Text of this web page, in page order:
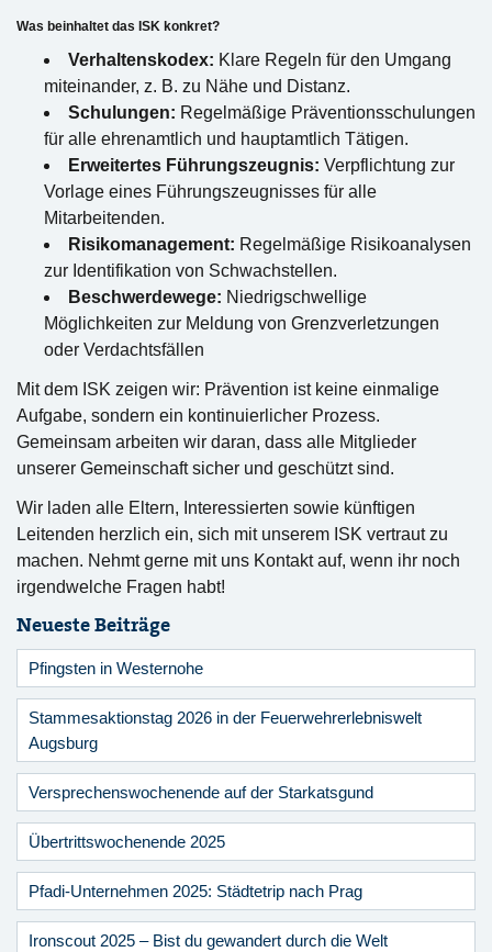
Was beinhaltet das ISK konkret?
Verhaltenskodex: Klare Regeln für den Umgang
miteinander, z. B. zu Nähe und Distanz.
Schulungen: Regelmäßige Präventionsschulungen
für alle ehrenamtlich und hauptamtlich Tätigen.
Erweitertes Führungszeugnis: Verpflichtung zur
Vorlage eines Führungszeugnisses für alle
Mitarbeitenden.
Risikomanagement: Regelmäßige Risikoanalysen
zur Identifikation von Schwachstellen.
Beschwerdewege: Niedrigschwellige
Möglichkeiten zur Meldung von Grenzverletzungen
oder Verdachtsfällen
Mit dem ISK zeigen wir: Prävention ist keine einmalige
Aufgabe, sondern ein kontinuierlicher Prozess.
Gemeinsam arbeiten wir daran, dass alle Mitglieder
unserer Gemeinschaft sicher und geschützt sind.
Wir laden alle Eltern, Interessierten sowie künftigen
Leitenden herzlich ein, sich mit unserem ISK vertraut zu
machen. Nehmt gerne mit uns Kontakt auf, wenn ihr noch
irgendwelche Fragen habt!
Neueste Beiträge
Pfingsten in Westernohe
Stammesaktionstag 2026 in der Feuerwehrerlebniswelt
Augsburg
Versprechenswochenende auf der Starkatsgund
Übertrittswochenende 2025
Pfadi-Unternehmen 2025: Städtetrip nach Prag
Ironscout 2025 – Bist du gewandert durch die Welt